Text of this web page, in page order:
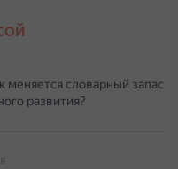
меняется словарный запас
развития?